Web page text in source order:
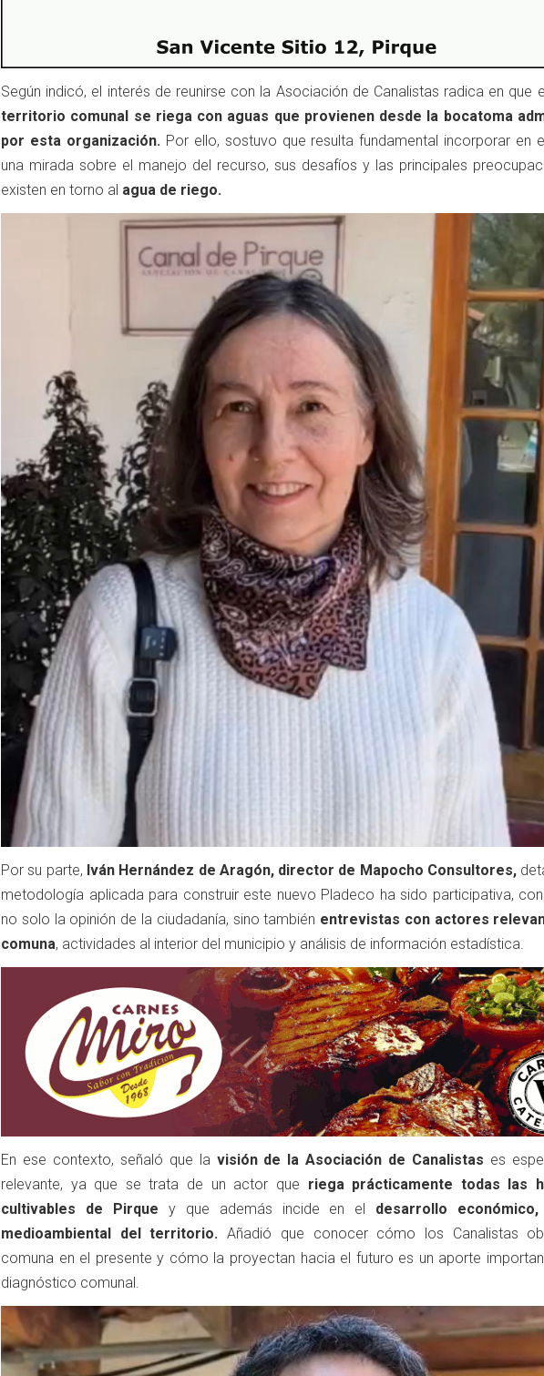
Según indicó, el interés de reunirse con la Asociación de Canalistas radica en que
territorio comunal se riega con aguas que provienen desde la bocatoma
por esta organización.Por ello, sostuvo que resulta fundamental incorporar en
una mirada sobre el manejo del recurso, sus desafíos y las principales
existen en torno al agua de riego.
Por su parte, Iván Hernández de Aragón, director de Mapocho Consultores,
metodología aplicada para construir este nuevo Pladeco ha sido participativa,
no solo la opinión de la ciudadanía, sino también entrevistas con actores
comuna, actividades al interior del municipio y análisis de información estadística.
En ese contexto, señaló que la visión de la Asociación de Canalistas es
relevante, ya que se trata de un actor que riega prácticamente todas las
cultivables de Pirque y que además incide en el desarrollo
medioambiental del territorio. Añadió que conocer cómo los Canalistas
comuna en el presente y cómo la proyectan hacia el futuro es un aporte
diagnóstico comunal.